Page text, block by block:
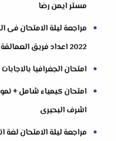
مستر ايمن رضا
مراجعة ليلة الامتحان فى
2022 اعداد فريق العمالقة
امتحان الجغرافيا بالاجابات
اشرف البحيرى
مراجعة ليلة الامتحان لغة